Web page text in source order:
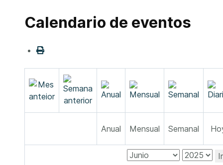
Calendario de eventos
Anual Mensual Semanal